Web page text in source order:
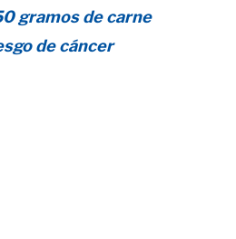
gramos de carne
de cáncer